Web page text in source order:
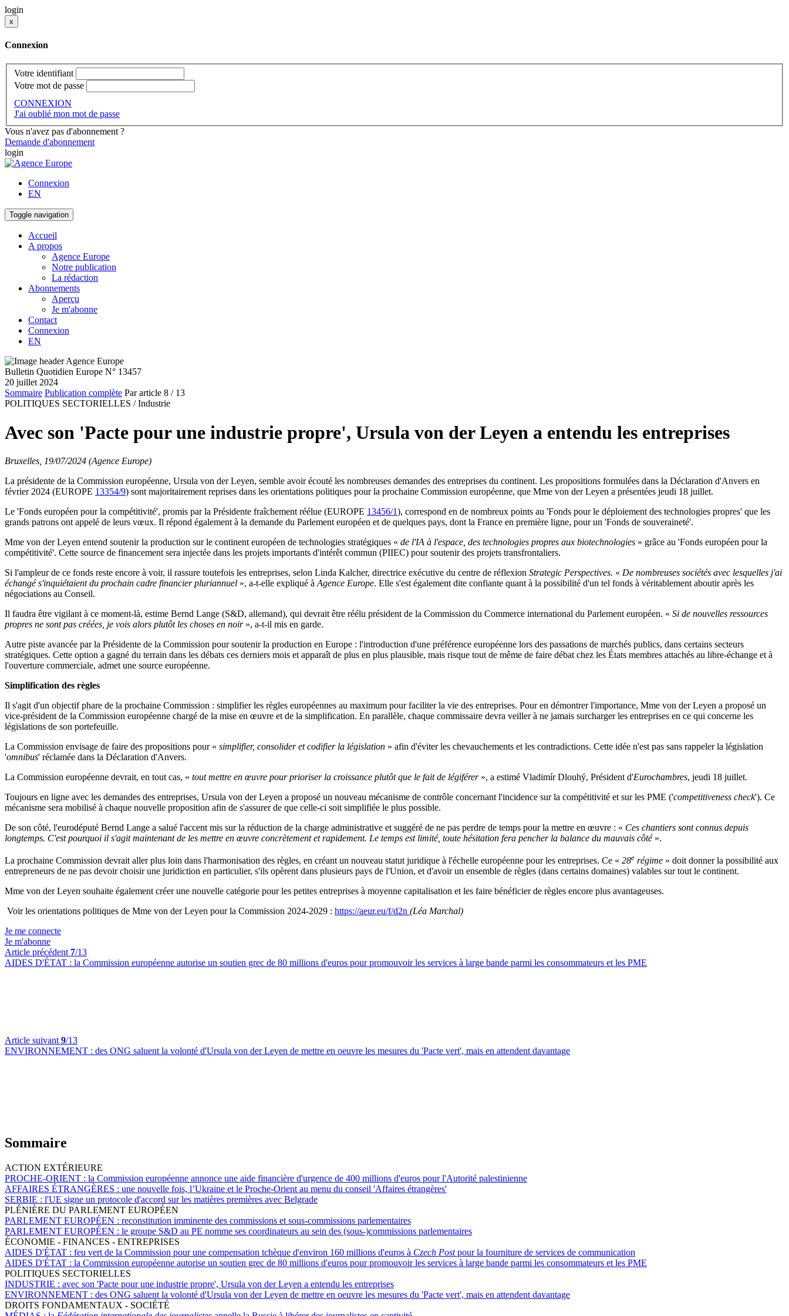
login
x
Connexion
Votre identifiant
Votre mot de passe
CONNEXION
J'ai oublié mon mot de passe
Vous n'avez pas d'abonnement ?
Demande d'abonnement
login
Connexion
EN
Toggle navigation
Accueil
A propos
Agence Europe
Notre publication
La rédaction
Abonnements
Aperçu
Je m'abonne
Contact
Connexion
EN
Bulletin Quotidien Europe N° 13457
20 juillet 2024
Sommaire Publication complète Par article 8 / 13
POLITIQUES SECTORIELLES / Industrie
Avec son 'Pacte pour une industrie propre', Ursula von der Leyen a entendu les entreprises
Bruxelles, 19/07/2024 (Agence Europe)
La présidente de la Commission européenne, Ursula von der Leyen, semble avoir écouté les nombreuses demandes des entreprises du continent. Les propositions formulées dans la Déclaration d'Anvers en
février 2024 (EUROPE 13354/9) sont majoritairement reprises dans les orientations politiques pour la prochaine Commission européenne, que Mme von der Leyen a présentées jeudi 18 juillet.
Le 'Fonds européen pour la compétitivité', promis par la Présidente fraîchement réélue (EUROPE 13456/1), correspond en de nombreux points au 'Fonds pour le déploiement des technologies propres' que les
grands patrons ont appelé de leurs vœux. Il répond également à la demande du Parlement européen et de quelques pays, dont la France en première ligne, pour un 'Fonds de souveraineté'.
Mme von der Leyen entend soutenir la production sur le continent européen de technologies stratégiques « de l'IA à l'espace, des technologies propres aux biotechnologies » grâce au 'Fonds européen pour la
compétitivité'. Cette source de financement sera injectée dans les projets importants d'intérêt commun (PIIEC) pour soutenir des projets transfrontaliers.
Si l'ampleur de ce fonds reste encore à voir, il rassure toutefois les entreprises, selon Linda Kalcher, directrice exécutive du centre de réflexion Strategic Perspectives. « De nombreuses sociétés avec lesquelles j'ai
échangé s'inquiétaient du prochain cadre financier pluriannuel », a-t-elle expliqué à Agence Europe. Elle s'est également dite confiante quant à la possibilité d'un tel fonds à véritablement aboutir après les
négociations au Conseil.
Il faudra être vigilant à ce moment-là, estime Bernd Lange (S&D, allemand), qui devrait être réélu président de la Commission du Commerce international du Parlement européen. « Si de nouvelles ressources
propres ne sont pas créées, je vois alors plutôt les choses en noir», a-t-il mis en garde.
Autre piste avancée par la Présidente de la Commission pour soutenir la production en Europe : l'introduction d'une préférence européenne lors des passations de marchés publics, dans certains secteurs
stratégiques. Cette option a gagné du terrain dans les débats ces derniers mois et apparaît de plus en plus plausible, mais risque tout de même de faire débat chez les États membres attachés au libre-échange et à
l'ouverture commerciale, admet une source européenne.
Simplification des règles
Il s'agit d'un objectif phare de la prochaine Commission : simplifier les règles européennes au maximum pour faciliter la vie des entreprises. Pour en démontrer l'importance, Mme von der Leyen a proposé un
vice-président de la Commission européenne chargé de la mise en œuvre et de la simplification. En parallèle, chaque commissaire devra veiller à ne jamais surcharger les entreprises en ce qui concerne les
législations de son portefeuille.
La Commission envisage de faire des propositions pour « simplifier, consolider et codifier la législation » afin d'éviter les chevauchements et les contradictions. Cette idée n'est pas sans rappeler la législation
'omnibus' réclamée dans la Déclaration d'Anvers.
La Commission européenne devrait, en tout cas, « tout mettre en œuvre pour prioriser la croissance plutôt que le fait de légiférer », a estimé Vladimír Dlouhý, Président d'Eurochambres, jeudi 18 juillet.
Toujours en ligne avec les demandes des entreprises, Ursula von der Leyen a proposé un nouveau mécanisme de contrôle concernant l'incidence sur la compétitivité et sur les PME ('competitiveness check'). Ce
mécanisme sera mobilisé à chaque nouvelle proposition afin de s'assurer de que celle-ci soit simplifiée le plus possible.
De son côté, l'eurodéputé Bernd Lange a salué l'accent mis sur la réduction de la charge administrative et suggéré de ne pas perdre de temps pour la mettre en œuvre : « Ces chantiers sont connus depuis
longtemps. C'est pourquoi il s'agit maintenant de les mettre en œuvre concrètement et rapidement. Le temps est limité, toute hésitation fera pencher la balance du mauvais côté ».
La prochaine Commission devrait aller plus loin dans l'harmonisation des règles, en créant un nouveau statut juridique à l'échelle européenne pour les entreprises. Ce « 28e régime » doit donner la possibilité aux
entrepreneurs de ne pas devoir choisir une juridiction en particulier, s'ils opèrent dans plusieurs pays de l'Union, et d'avoir un ensemble de règles (dans certains domaines) valables sur tout le continent.
Mme von der Leyen souhaite également créer une nouvelle catégorie pour les petites entreprises à moyenne capitalisation et les faire bénéficier de règles encore plus avantageuses.
Voir les orientations politiques de Mme von der Leyen pour la Commission 2024-2029 : https://aeur.eu/f/d2n (Léa Marchal)
Je me connecte
Je m'abonne
Article précédent 7/13
AIDES D'ÉTAT : la Commission européenne autorise un soutien grec de 80 millions d'euros pour promouvoir les services à large bande parmi les consommateurs et les PME
Article suivant 9/13
ENVIRONNEMENT : des ONG saluent la volonté d'Ursula von der Leyen de mettre en oeuvre les mesures du 'Pacte vert', mais en attendent davantage
Sommaire
ACTION EXTÉRIEURE
PROCHE-ORIENT : la Commission européenne annonce une aide financière d'urgence de 400 millions d'euros pour l'Autorité palestinienne
AFFAIRES ÉTRANGÈRES : une nouvelle fois, l’Ukraine et le Proche-Orient au menu du conseil 'Affaires étrangères'
SERBIE : l'UE signe un protocole d'accord sur les matières premières avec Belgrade
PLÉNIÈRE DU PARLEMENT EUROPÉEN
PARLEMENT EUROPÉEN : reconstitution imminente des commissions et sous-commissions parlementaires
PARLEMENT EUROPÉEN : le groupe S&D au PE nomme ses coordinateurs au sein des (sous-)commissions parlementaires
ÉCONOMIE - FINANCES - ENTREPRISES
AIDES D'ÉTAT : feu vert de la Commission pour une compensation tchèque d'environ 160 millions d'euros à Czech Postpour la fourniture de services de communication
AIDES D'ÉTAT : la Commission européenne autorise un soutien grec de 80 millions d'euros pour promouvoir les services à large bande parmi les consommateurs et les PME
POLITIQUES SECTORIELLES
INDUSTRIE : avec son 'Pacte pour une industrie propre', Ursula von der Leyen a entendu les entreprises
ENVIRONNEMENT : des ONG saluent la volonté d'Ursula von der Leyen de mettre en oeuvre les mesures du 'Pacte vert', mais en attendent davantage
DROITS FONDAMENTAUX - SOCIÉTÉ